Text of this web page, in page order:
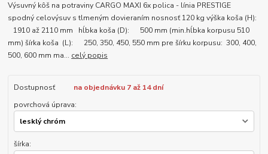
Výsuvný kôš na potraviny CARGO MAXI 6x polica - línia PRESTIGE
spodný celovýsuv s tlmeným dovieraním nosnosť 120 kg výška koša (H):
1910 až 2110 mm hĺbka koša (D): 500 mm (min.hĺbka korpusu 510
mm) šírka koša (L): 250, 350, 450, 550 mm pre šírku korpusu: 300, 400,
500, 600 mm ma... celý popis
Dostupnosť
na objednávku 7 až 14 dní
povrchová úprava:
šírka: